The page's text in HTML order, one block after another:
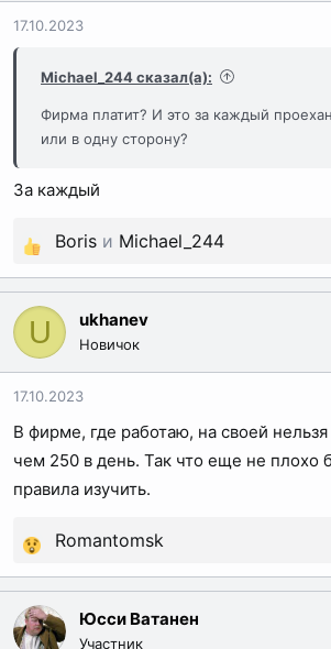
17.10.2023
Michael_244 сказал(а):
Фирма платит? И это за каждый
или в одну сторону?
За каждый
Р
е
а
ц
:
Boris и Michael_244
U ukhanev
Новичок
17.10.2023
В фирме, где работаю, на своей
чем 250 в день. Так что еще не плохо
правила изучить.
Р
е
а
к
Romantomsk
Юсси Ватанен
Участник